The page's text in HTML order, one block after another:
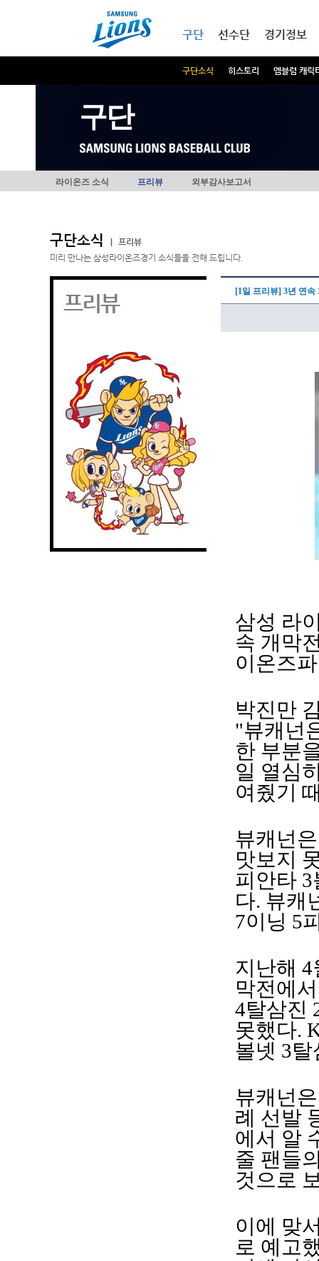
구단
구단소식 히스토리 엠블럼 캐릭
선수단 경기정보
구단
라이온즈 소식 프리뷰 외부감사보고서
구단소식
프리뷰
미리 만나는 삼성라이온즈경기 소식들을 전해 드립니다.
프리뷰 [1일 프리뷰] 3년 연
삼성 라
속 개막
이온즈
박진만
"뷰캐넌
한 부분
일 열심
여줬기
뷰캐넌
맛보지
피안타
다. 뷰캐
7이닝 5
지난해
막전에
4탈삼진
못했다.
볼넷 3
뷰캐넌
례 선발
에서 알
줄 팬들
것으로
이에 맞
로 예고